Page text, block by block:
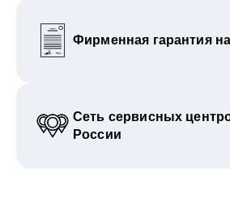
Фирменная гарантия
Сеть сервисных
России